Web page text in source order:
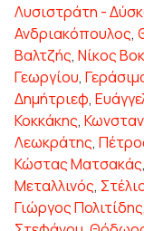
Λυσιστράτη -
Ανδριακόπουλος,
Βαλτζής, Νίκος
Γεωργίου,
Δημήτριεφ,
Κοκκάκης,
Λεωκράτης,
Κώστας Ματσακάς,
Μεταλλινός,
Γιώργος Πολιτίδης,